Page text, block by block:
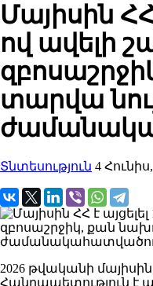
Մայիսին ՀՀ
ով ավելի
տարվա
Տնտեսություն 4 Հունիս,
2026 թվականի
Հանրապետություն է